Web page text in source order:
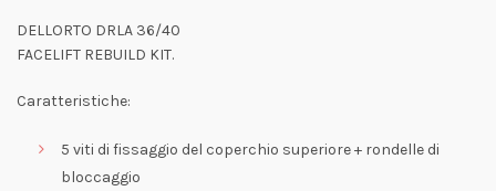
DELLORTO DRLA 36/40
FACELIFT REBUILD KIT.
Caratteristiche:
5 viti di fissaggio del coperchio superiore + rondelle di
bloccaggio